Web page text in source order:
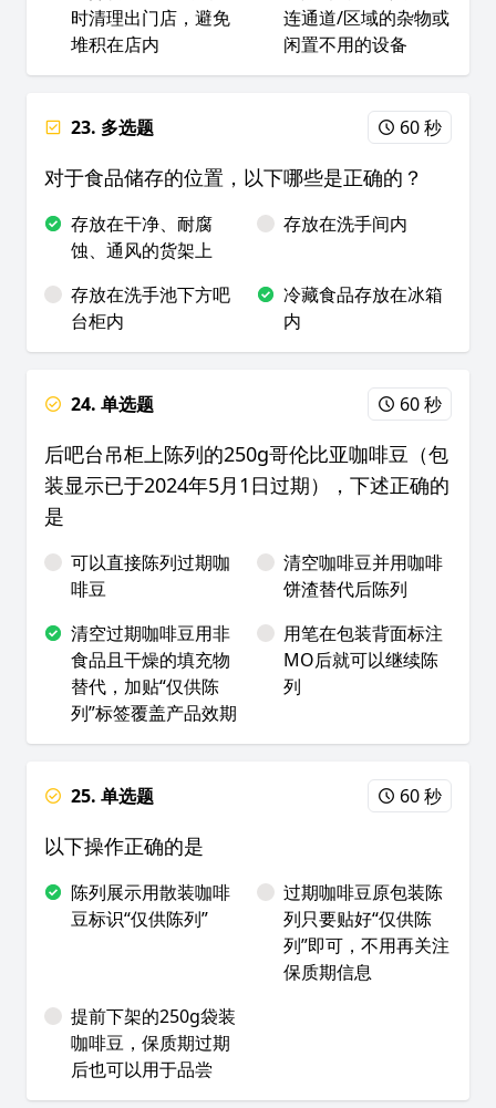
时清理出门店，避免
堆积在店内
连通道/区域的杂物或
闲置不用的设备
23. 多选题 60 秒
对于食品储存的位置，以下哪些是正确的？
存放在干净、耐腐
蚀、通风的货架上
存放在洗手间内
存放在洗手池下方吧
台柜内
冷藏食品存放在冰箱
内
24. 单选题 60 秒
后吧台吊柜上陈列的250g哥伦比亚咖啡豆（包
装显示已于2024年5月1日过期），下述正确的
是
可以直接陈列过期咖
啡豆
清空咖啡豆并用咖啡
饼渣替代后陈列
清空过期咖啡豆用非
食品且干燥的填充物
替代，加贴“仅供陈
列”标签覆盖产品效期
用笔在包装背面标注
MO后就可以继续陈
列
25. 单选题 60 秒
以下操作正确的是
陈列展示用散装咖啡
豆标识“仅供陈列”
过期咖啡豆原包装陈
列只要贴好“仅供陈
列”即可，不用再关注
保质期信息
提前下架的250g袋装
咖啡豆，保质期过期
后也可以用于品尝